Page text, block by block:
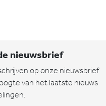
nieuwsbrief
op onze nieuwsbrief
van het laatste nieuws